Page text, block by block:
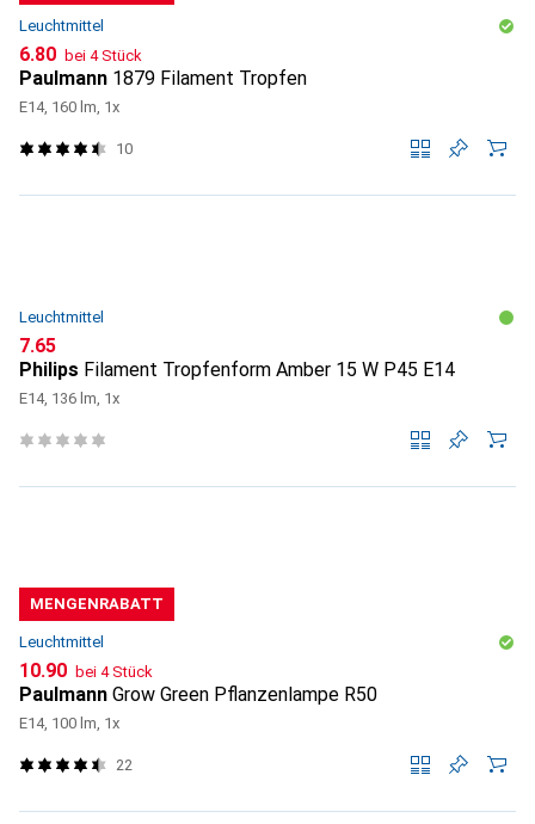
Leuchtmittel
CHF
6.80 bei 4 Stück
Paulmann 1879 Filament Tropfen
E14, 160 lm, 1x
10
Leuchtmittel
CHF
7.65
Philips Filament Tropfenform Amber 15 W P45 E14
E14, 136 lm, 1x
MENGENRABATT
Leuchtmittel
CHF
10.90 bei 4 Stück
Paulmann Grow Green Pflanzenlampe R50
E14, 100 lm, 1x
22